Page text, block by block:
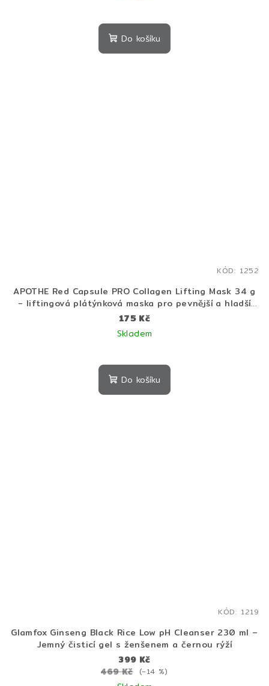
Do košíku
APOTHE Red Capsule PRO Collagen Lifting Mask 34 g
- liftingová plátýnková maska pro pevnější a hladší
pleť
175 Kč
Skladem
Do košíku
KÓD: 1252
Glamfox Ginseng Black Rice Low pH Cleanser 230 ml –
Jemný čisticí gel s ženšenem a černou rýží
399 Kč
469 Kč (–14 %)
KÓD: 1219